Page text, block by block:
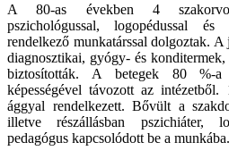
A 80-as években 4
pszichológussal, logopédussal és
rendelkező munkatárssal dolgoztak.
diagnosztikai, gyógy- és konditermek,
biztosították. A betegek 80 %-a
képességével távozott az
ággyal rendelkezett. Bővült a
illetve részállásban pszichiáter,
pedagógus kapcsolódott be a munkába.